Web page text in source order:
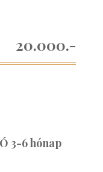
20.000.-
3-6 hónap